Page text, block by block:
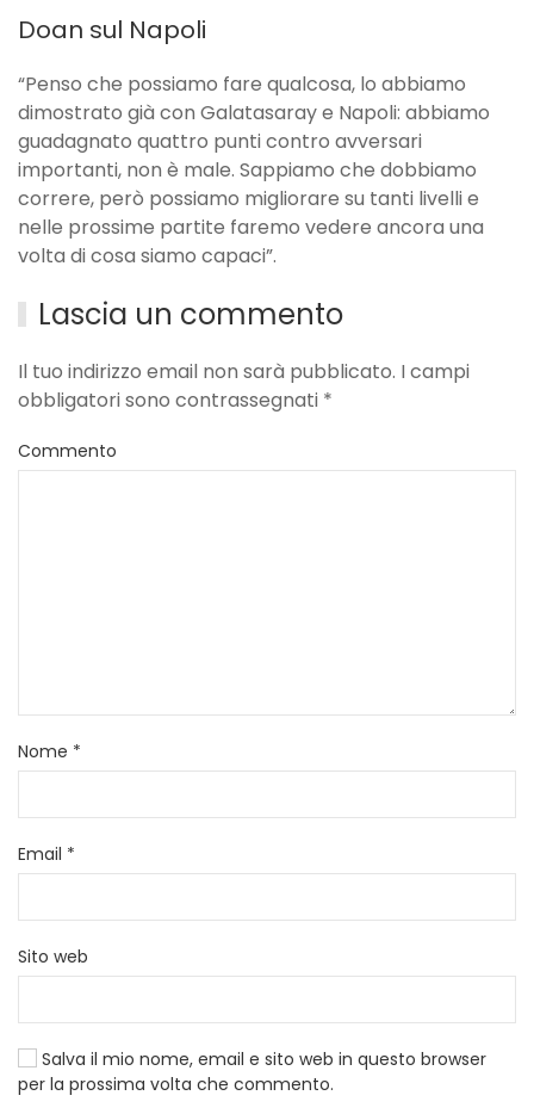
Doan sul Napoli
“Penso che possiamo fare qualcosa, lo abbiamo
dimostrato già con Galatasaray e Napoli: abbiamo
guadagnato quattro punti contro avversari
importanti, non è male. Sappiamo che dobbiamo
correre, però possiamo migliorare su tanti livelli e
nelle prossime partite faremo vedere ancora una
volta di cosa siamo capaci”.
Lascia un commento
Il tuo indirizzo email non sarà pubblicato. I campi
obbligatori sono contrassegnati *
Commento
Nome *
Email *
Sito web
Salva il mio nome, email e sito web in questo browser
per la prossima volta che commento.